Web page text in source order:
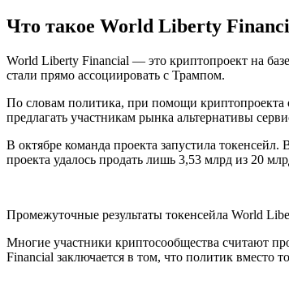
Что такое World Liberty
World Liberty Financial — это криптопроект на
стали прямо ассоциировать с Трампом.
По словам политика, при помощи криптопроекта
предлагать участникам рынка альтернативы
В октябре команда проекта запустила
проекта удалось продать лишь 3,53 млрд из 20
Промежуточные результаты токенсейла World
Многие участники криптосообщества считают
Financial заключается в том, что политик вместо